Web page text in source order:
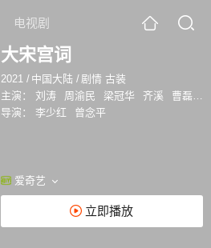
电视剧
大宋宫词
2021 / 中国大陆 /剧情 古装
主演：
刘涛 周渝民 梁冠华 齐溪 曹磊
导演：
李少红 曾念平
爱奇艺
立即播放